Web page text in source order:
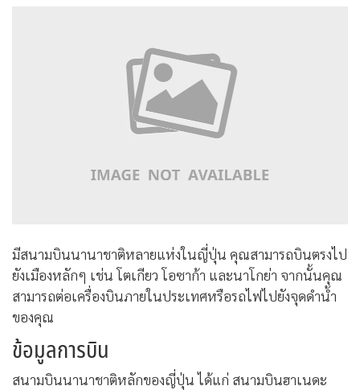
มีสนามบินนานาชาติหลายแห่งในญี่ปุ่น คุณสามารถบินตรงไป
ยังเมืองหลักๆ เช่น โตเกียว โอซาก้า และนาโกย่า จากนั้นคุณ
สามารถต่อเครื่องบินภายในประเทศหรือรถไฟไปยังจุดดำน้ำ
ของคุณ
ข้อมูลการบิน
สนามบินนานาชาติหลักของญี่ปุ่น ได้แก่ สนามบินฮาเนดะ